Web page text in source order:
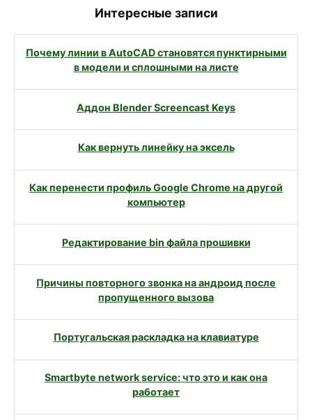
Интересные записи
Почему линии в AutoCAD становятся пунктирными
в модели и сплошными на листе
Аддон Blender Screencast Keys
Как вернуть линейку на эксель
Как перенести профиль Google Chrome на другой
компьютер
Редактирование bin файла прошивки
Причины повторного звонка на андроид после
пропущенного вызова
Португальская раскладка на клавиатуре
Smartbyte network service: что это и как она
работает